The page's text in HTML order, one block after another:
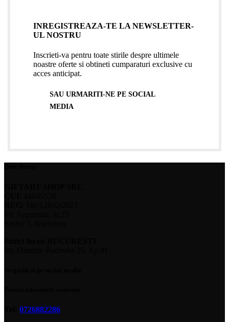
INREGISTREAZA-TE LA NEWSLETTER-
UL NOSTRU
Inscrieti-va pentru toate stirile despre ultimele
noastre oferte si obtineti cumparaturi exclusive cu
acces anticipat.
SAU URMARITI-NE PE SOCIAL
MEDIA
0726882286